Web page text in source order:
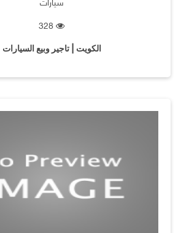
الكويت | تاجير وبيع السيارات